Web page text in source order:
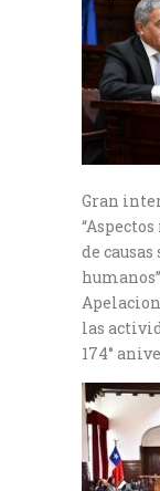
Gran
de
las
174°